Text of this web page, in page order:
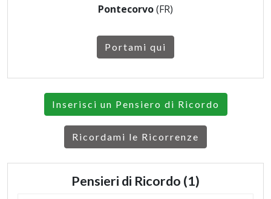
Pontecorvo(FR)
Portami qui
Inserisci un Pensiero di Ricordo
Ricordami le Ricorrenze
Pensieri di Ricordo (1)